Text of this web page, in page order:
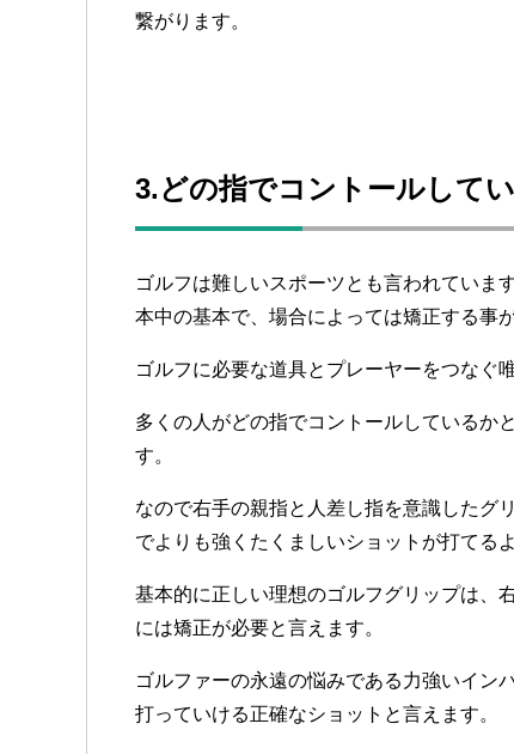
繋がります。
3.どの指でコントールして
ゴルフは難しいスポーツとも言われていま
本中の基本で、場合によっては矯正する事
ゴルフに必要な道具とプレーヤーをつなぐ
多くの人がどの指でコントールしているか
す。
なので右手の親指と人差し指を意識したグ
でよりも強くたくましいショットが打てる
基本的に正しい理想のゴルフグリップは、
には矯正が必要と言えます。
ゴルファーの永遠の悩みである力強いイン
打っていける正確なショットと言えます。